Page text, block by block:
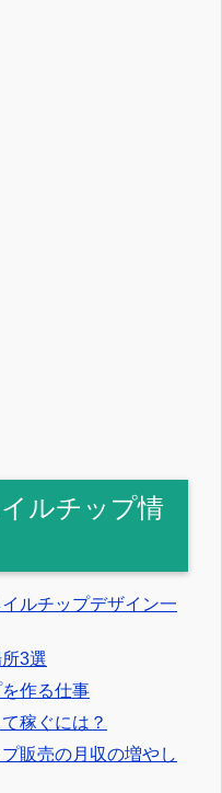
ルチップ情
ルチップデザイン一
3選
を作る仕事
稼ぐには？
販売の月収の増やし